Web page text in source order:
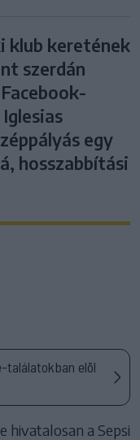
klub keretének
szerdán
egy
hosszabbítási
találatokban elöl
a Sepsi